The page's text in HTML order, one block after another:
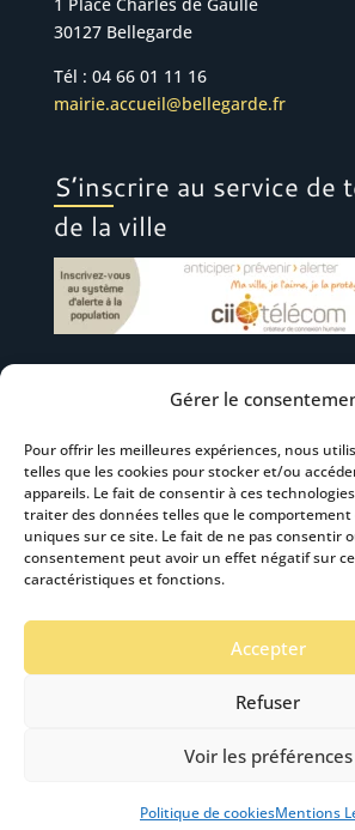
Gérer le
Pour offrir les meilleures expériences, nous
telles que les cookies pour stocker et/ou
appareils. Le fait de consentir à ces
traiter des données telles que le comportement
uniques sur ce site. Le fait de ne pas consentir
consentement peut avoir un effet négatif sur
caractéristiques et fonctions.
Accepter
Refuser
Voir les préférences
Politique de cookiesMentions
30127 Bellegarde
Tél : 04 66 01 11 16
mairie.accueil@bellegarde.fr
S’inscrire au service de
de la ville
Suivez-nous
S’abonner à la newsletter
Stardust Communication